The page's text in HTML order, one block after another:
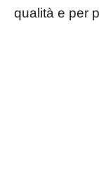
qualità e per